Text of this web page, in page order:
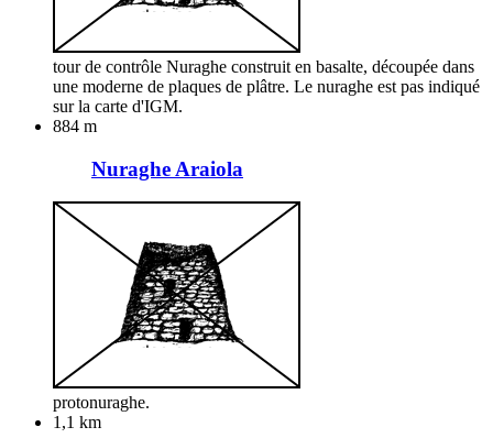
tour de contrôle Nuraghe construit en basalte, découpée dans
une moderne de plaques de plâtre. Le nuraghe est pas indiqué
sur la carte d'IGM.
884 m
Nuraghe Araiola
protonuraghe.
1,1 km